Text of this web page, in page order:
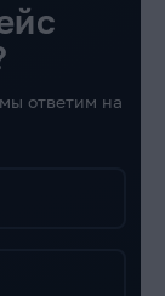
ответим на